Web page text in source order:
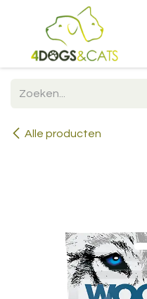
Overslaan naar inhoud
Alle producten